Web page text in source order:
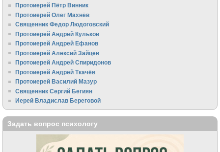
Протоиерей Пётр Винник
Протоиерей Олег Махнёв
Священник Федор Людоговский
Протоиерей Андрей Кульков
Протоиерей Андрей Ефанов
Протоиерей Алексий Зайцев
Протоиерей Андрей Спиридонов
Протоиерей Андрей Ткачёв
Протоиерей Василий Мазур
Священник Сергий Бегиян
Иерей Владислав Береговой
Задать вопрос психологу